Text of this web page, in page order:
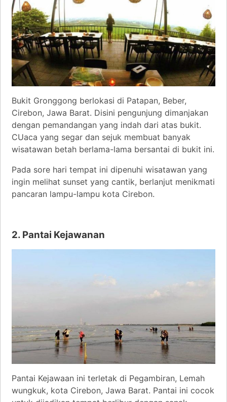
Bukit Gronggong berlokasi di Patapan, Beber,
Cirebon, Jawa Barat. Disini pengunjung dimanjakan
dengan pemandangan yang indah dari atas bukit.
CUaca yang segar dan sejuk membuat banyak
wisatawan betah berlama-lama bersantai di bukit ini.
Pada sore hari tempat ini dipenuhi wisatawan yang
ingin melihat sunset yang cantik, berlanjut menikmati
pancaran lampu-lampu kota Cirebon.
2. Pantai Kejawanan
Pantai Kejawaan ini terletak di Pegambiran, Lemah
wungkuk, kota Cirebon, Jawa Barat. Pantai ini cocok